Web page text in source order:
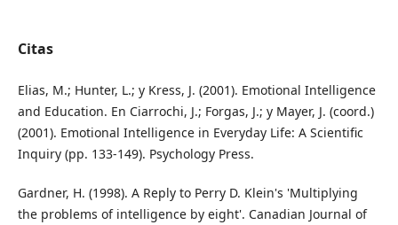
Citas
Elias, M.; Hunter, L.; y Kress, J. (2001). Emotional Intelligence
and Education. En Ciarrochi, J.; Forgas, J.; y Mayer, J. (coord.)
(2001). Emotional Intelligence in Everyday Life: A Scientific
Inquiry (pp. 133-149). Psychology Press.
Gardner, H. (1998). A Reply to Perry D. Klein's 'Multiplying
the problems of intelligence by eight'. Canadian Journal of